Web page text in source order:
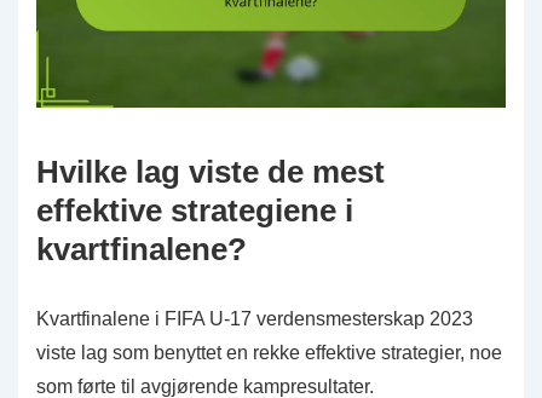
Hvilke lag viste de mest
effektive strategiene i
kvartfinalene?
Kvartfinalene i FIFA U-17 verdensmesterskap 2023
viste lag som benyttet en rekke effektive strategier, noe
som førte til avgjørende kampresultater.